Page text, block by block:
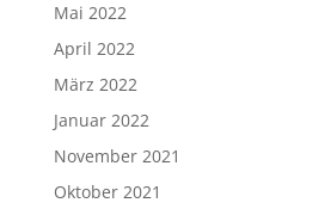
Mai 2022
April 2022
März 2022
Januar 2022
November 2021
Oktober 2021